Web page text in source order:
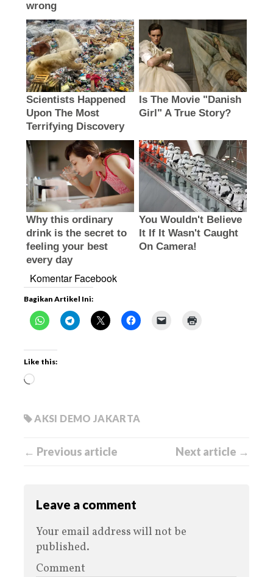
Komentar Facebook
Bagikan Artikel Ini:
Like this:
AKSI DEMO JAKARTA
← Previous article Next article →
Leave a comment
Your email address will not be
published.
Comment